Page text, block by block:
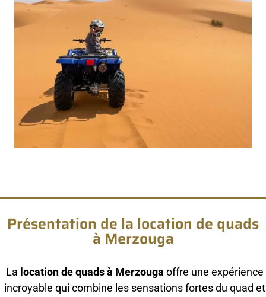
Présentation de la location de quads
à Merzouga
La location de quads à Merzouga offre une expérience
incroyable qui combine les sensations fortes du quad et